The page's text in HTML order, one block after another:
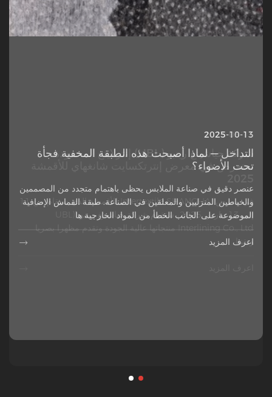
2025-10-13
التداخل — لماذا أصبحت هذه الطبقة المخفية فجأة
تحت الأضواء؟
عنصر دقيق في صناعة الملابس يحظى باهتمام متجدد من المصممين
والخياطين المنزليين والمعلقين في الصناعة. طبقة القماش الإضافية
الموضوعة على الجانب الخطأ من المواد الخارجية ها
اعرف المزيد 
2025-03-11
شركة جياشينغ رينبو (UBL) إنترلاينغ المحدودة
ستعرض في معرض إنترتكسايت شانغهاي للأقمشة
في معرض Intertextile SHANGHAI للأقمشة الذي سيقام من 11
Interlining Co., Ltd منتجاتها عالية الجودة وتقدم مظهرا بصريا
وتقنيا